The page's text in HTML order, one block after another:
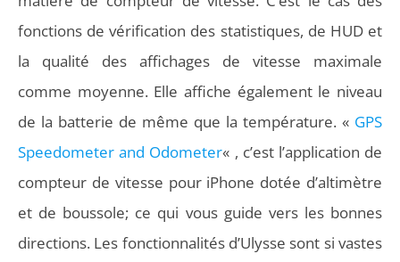
fonctions de vérification des statistiques, de HUD et
la qualité des affichages de vitesse maximale
comme moyenne. Elle affiche également le niveau
de la batterie de même que la température. « GPS
Speedometer and Odometer« , c’est l’application de
compteur de vitesse pour iPhone dotée d’altimètre
et de boussole; ce qui vous guide vers les bonnes
directions. Les fonctionnalités d’Ulysse sont si vastes